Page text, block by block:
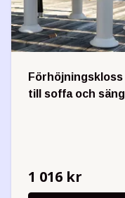
Förhöjningskloss
till soffa och säng
1 016 kr